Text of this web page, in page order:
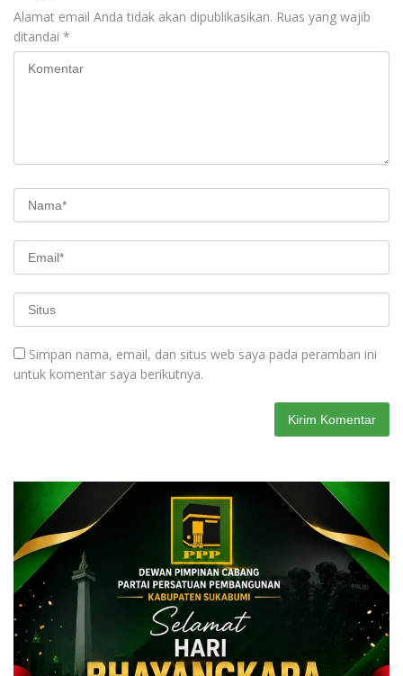
Alamat email Anda tidak akan dipublikasikan. Ruas yang wajib
ditandai *
Simpan nama, email, dan situs web saya pada peramban ini
untuk komentar saya berikutnya.